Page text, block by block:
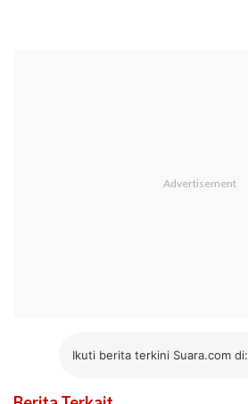
Ikuti berita terkini Suara.com di: